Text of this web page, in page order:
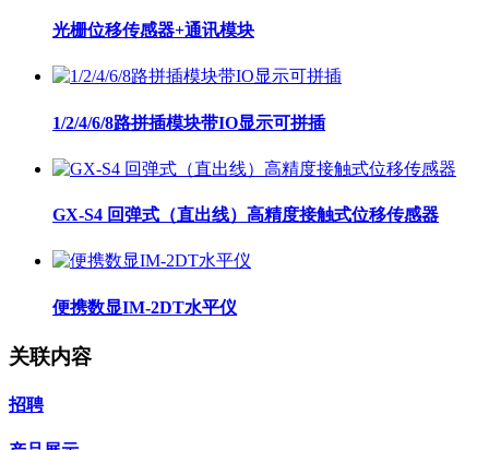
光栅位移传感器+通讯模块
1/2/4/6/8路拼插模块带IO显示可拼插
GX-S4 回弹式（直出线）高精度接触式位移传感器
便携数显IM-2DT水平仪
关联内容
招聘